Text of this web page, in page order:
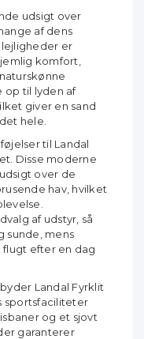
udsigt over
af dens
er
komfort,
op til lyden af
giver en sand
hele.
til Landal
Disse moderne
over de
hav, hvilket
af udstyr, så
sunde, mens
flugt efter en dag
Landal Fyrklit
sportsfaciliteter
og et sjovt
garanterer